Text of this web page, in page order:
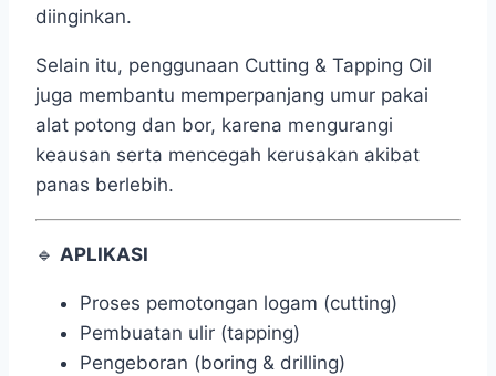
diinginkan.
Selain itu, penggunaan Cutting & Tapping Oil
juga membantu memperpanjang umur pakai
alat potong dan bor, karena mengurangi
keausan serta mencegah kerusakan akibat
panas berlebih.
🔹 APLIKASI
Proses pemotongan logam (cutting)
Pembuatan ulir (tapping)
Pengeboran (boring & drilling)